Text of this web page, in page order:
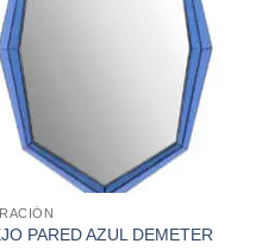
PARED AZUL DEMETER